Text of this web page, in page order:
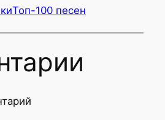
Топ-100 песен